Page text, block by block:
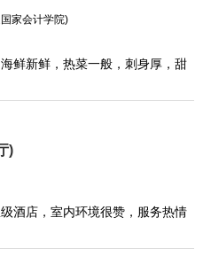
家会计学院)
鲜新鲜，热菜一般，刺身厚，甜
)
酒店，室内环境很赞，服务热情